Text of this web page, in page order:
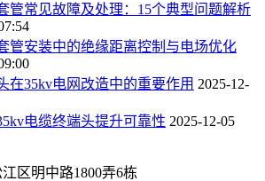
管常见故障及处理：15个典型问题解析
管安装中的绝缘距离控制与电场优化
在35kv电网改造中的重要作用 2025-12-
电缆终端头提升可靠性 2025-12-05
区明中路1800弄6栋